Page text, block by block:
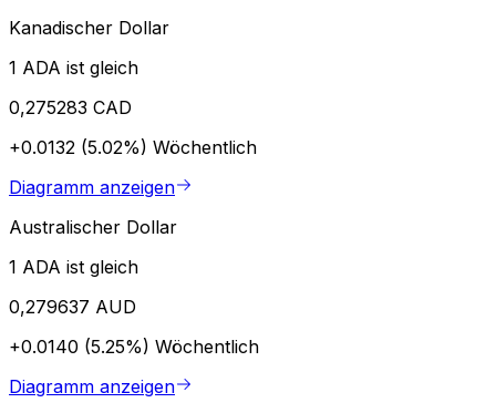
Kanadischer Dollar
1 ADA ist gleich
0,275283 CAD
+0.0132 (5.02%) Wöchentlich
Diagramm anzeigen
Australischer Dollar
1 ADA ist gleich
0,279637 AUD
+0.0140 (5.25%) Wöchentlich
Diagramm anzeigen